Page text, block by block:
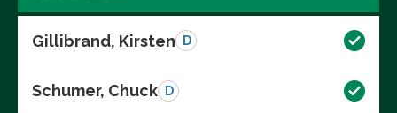
Gillibrand, Kirsten D
Schumer, Chuck D